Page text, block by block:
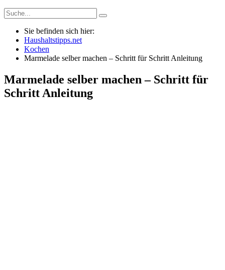
Sie befinden sich hier:
Haushaltstipps.net
Kochen
Marmelade selber machen – Schritt für Schritt Anleitung
Marmelade selber machen – Schritt für
Schritt Anleitung